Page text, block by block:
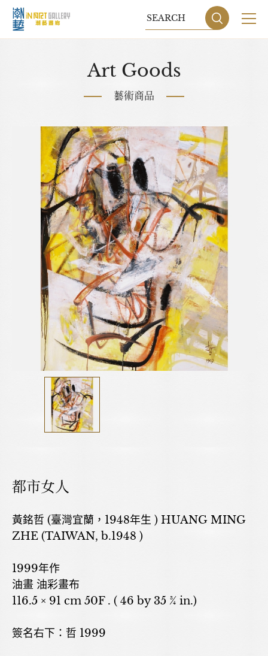
藝術商品
收藏交流
網站地圖 隱私權政策
DESIGNBY GRNET
Art Goods
藝術商品
都市女人
黃銘哲 (臺灣宜蘭，1948年生 ) HUANG MING
ZHE (TAIWAN, b.1948 )
1999年作
油畫 油彩畫布
116.5 × 91 cm 50F . ( 46 by 35 ¾ in.)
簽名右下：哲 1999